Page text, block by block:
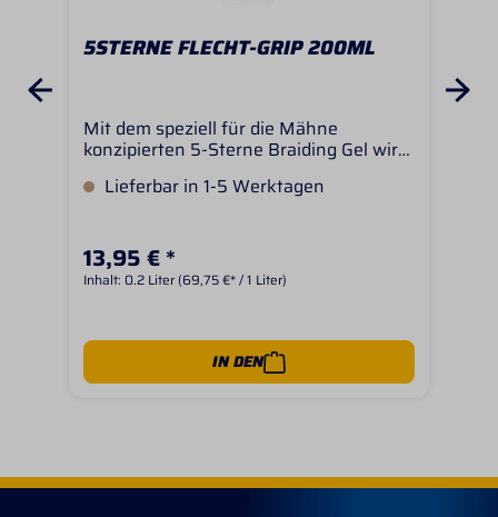
5STERNE FLECHT-GRIP 200ML
Mit dem speziell für die Mähne
konzipierten 5-Sterne Braiding Gel wird
erleichert. Das Gel entwirrt, pflegt und
erhalten perfekte Griffigkeit. Die Zöpfe
halten länger - die Mähne ist gepflegt.
Lieferbar in 1-5 Werktagen
13,95 € *
Inhalt: 0.2 Liter (69,75 €* / 1 Liter)
IN DEN